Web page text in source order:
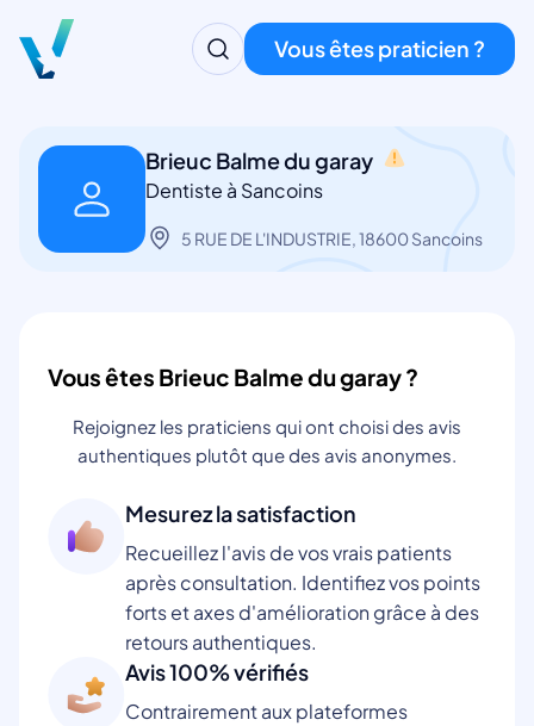
Vous êtes praticien ?
Brieuc Balme du garay
Dentiste à Sancoins
5 RUE DE L'INDUSTRIE, 18600 Sancoins
Vous êtes Brieuc Balme du garay ?
Rejoignez les praticiens qui ont choisi des avis
authentiques plutôt que des avis anonymes.
Mesurez la satisfaction
Recueillez l'avis de vos vrais patients
après consultation. Identifiez vos points
forts et axes d'amélioration grâce à des
retours authentiques.
Avis 100% vérifiés
Contrairement aux plateformes